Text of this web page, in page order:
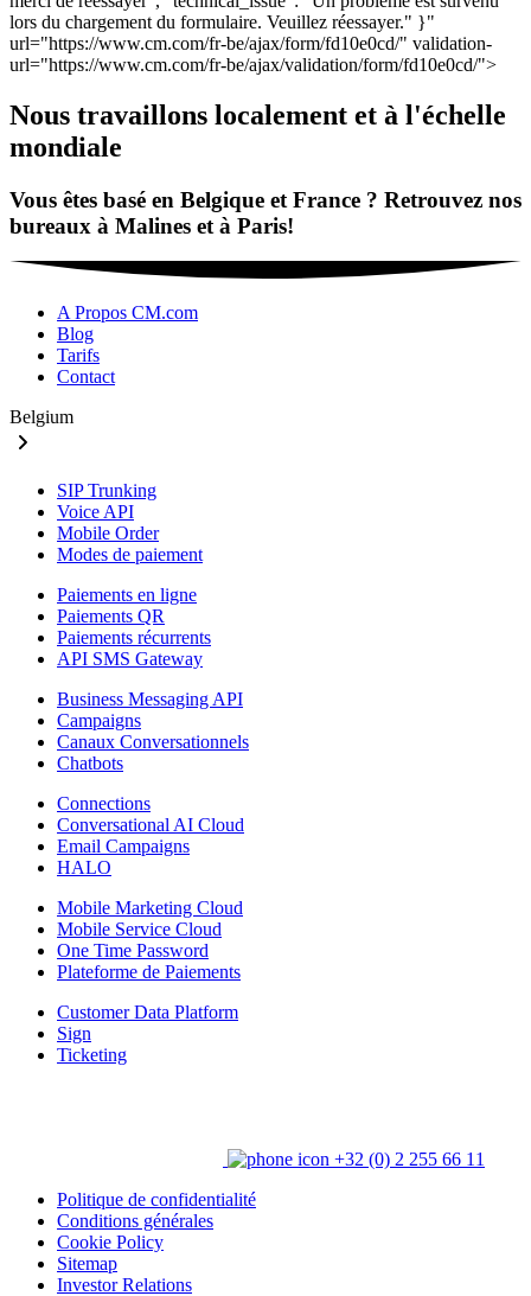
Nous travaillons localement et à l'échelle
mondiale
Vous êtes basé en Belgique et France ? Retrouvez nos
bureaux à Malines et à Paris!
A Propos CM.com
Blog
Tarifs
Contact
Belgium
SIP Trunking
Voice API
Mobile Order
Modes de paiement
Paiements en ligne
Paiements QR
Paiements récurrents
API SMS Gateway
Business Messaging API
Campaigns
Canaux Conversationnels
Chatbots
Connections
Conversational AI Cloud
Email Campaigns
HALO
Mobile Marketing Cloud
Mobile Service Cloud
One Time Password
Plateforme de Paiements
Customer Data Platform
Sign
Ticketing
+32 (0) 2 255 66 11
Politique de confidentialité
Conditions générales
Cookie Policy
Sitemap
Investor Relations